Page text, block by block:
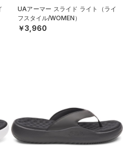
UAアーマー スライド ライト（ライ
フスタイル/WOMEN）
￥3,960